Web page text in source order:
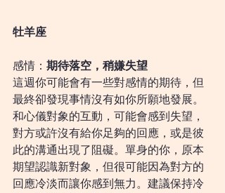
牡羊座
感情： 期待落空，稍嫌失望
這週你可能會有一些對感情的期待，但
最終卻發現事情沒有如你所願地發展。
和心儀對象的互動，可能會感到失望，
對方或許沒有給你足夠的回應，或是彼
此的溝通出現了阻礙。單身的你，原本
期望認識新對象，但很可能因為對方的
回應冷淡而讓你感到無力。建議保持冷